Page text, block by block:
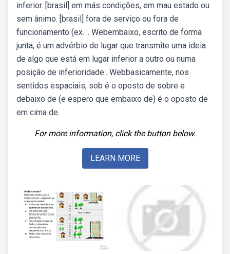
inferior. [brasil] em más condições, em mau estado ou
sem ânimo. [brasil] fora de serviço ou fora de
funcionamento (ex. :. Webembaixo, escrito de forma
junta, é um advérbio de lugar que transmite uma ideia
de algo que está em lugar inferior a outro ou numa
posição de inferioridade:. Webbasicamente, nos
sentidos espaciais, sob é o oposto de sobre e
debaixo de (e espero que embaixo de) é o oposto de
em cima de.
For more information, click the button below.
LEARN MORE